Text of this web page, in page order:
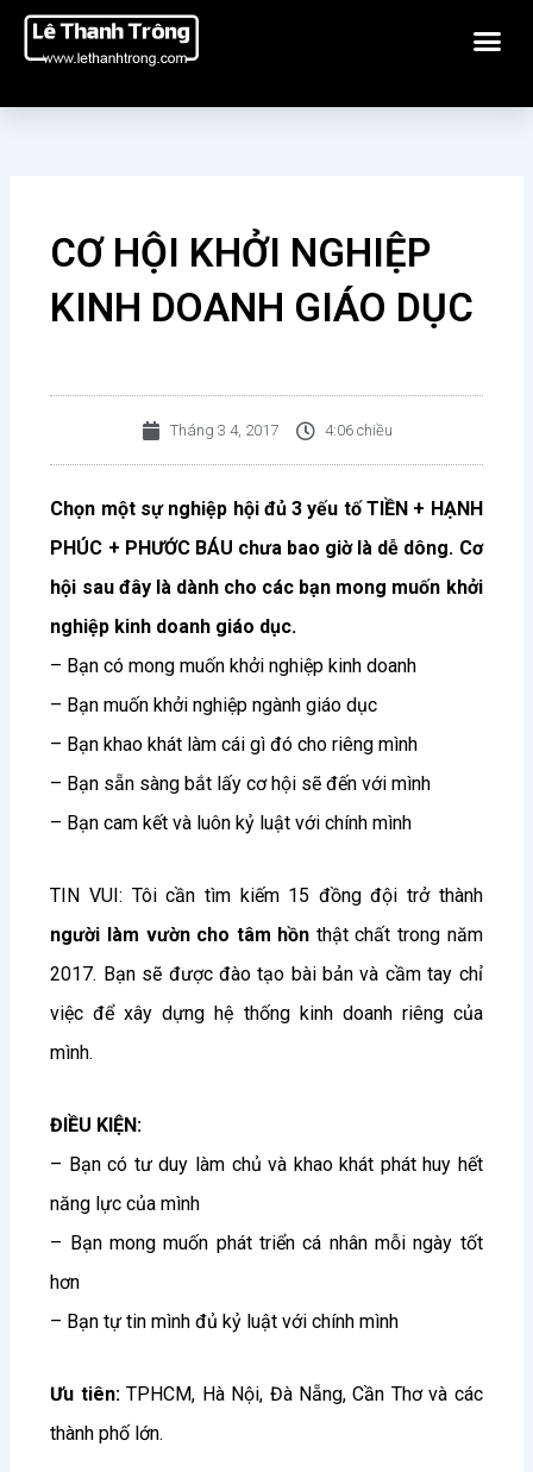
Nhảy
CƠ HỘI KHỞI NGHIỆP
KINH DOANH GIÁO DỤC
Tháng 3 4, 2017 4:06 chiều
Chọn một sự nghiệp hội đủ 3 yếu tố TIỀN + HẠNH
PHÚC + PHƯỚC BÁU chưa bao giờ là dễ dông. Cơ
hội sau đây là dành cho các bạn mong muốn khởi
nghiệp kinh doanh giáo dục.
– Bạn có mong muốn khởi nghiệp kinh doanh
– Bạn muốn khởi nghiệp ngành giáo dục
– Bạn khao khát làm cái gì đó cho riêng mình
– Bạn sẵn sàng bắt lấy cơ hội sẽ đến với mình
– Bạn cam kết và luôn kỷ luật với chính mình
TIN VUI: Tôi cần tìm kiếm 15 đồng đội trở thành
người làm vườn cho tâm hồn thật chất trong năm
2017. Bạn sẽ được đào tạo bài bản và cầm tay chỉ
việc để xây dựng hệ thống kinh doanh riêng của
mình.
ĐIỀU KIỆN:
– Bạn có tư duy làm chủ và khao khát phát huy hết
năng lực của mình
– Bạn mong muốn phát triển cá nhân mỗi ngày tốt
hơn
– Bạn tự tin mình đủ kỷ luật với chính mình
Ưu tiên:TPHCM, Hà Nội, Đà Nẵng, Cần Thơ và các
thành phố lớn.